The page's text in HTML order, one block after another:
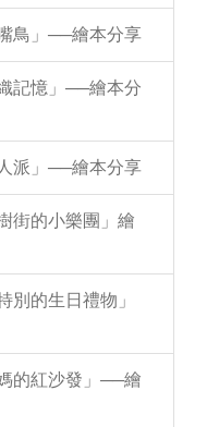
鳥」──繪本分享
記憶」──繪本分
派」──繪本分享
街的小樂團」繪
別的生日禮物」
的紅沙發」──繪